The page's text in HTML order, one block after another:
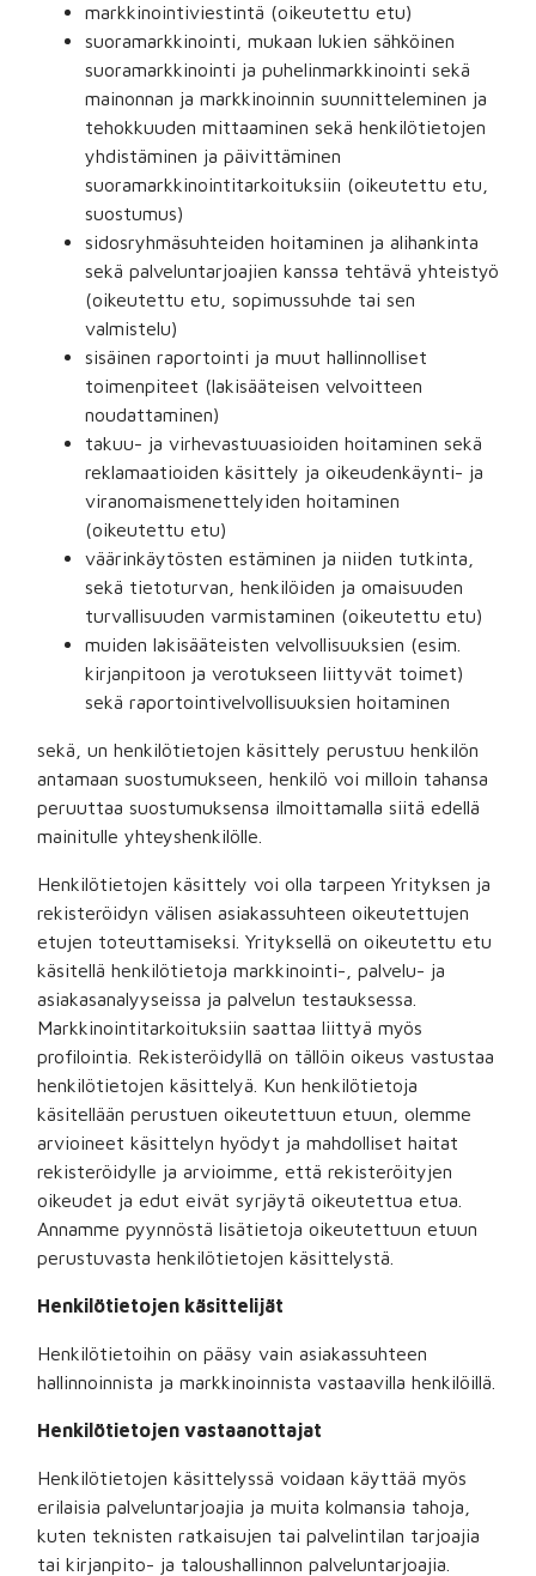
markkinointiviestintä (oikeutettu etu)
suoramarkkinointi, mukaan lukien sähköinen
suoramarkkinointi ja puhelinmarkkinointi sekä
mainonnan ja markkinoinnin suunnitteleminen ja
tehokkuuden mittaaminen sekä henkilötietojen
yhdistäminen ja päivittäminen
suoramarkkinointitarkoituksiin (oikeutettu etu,
suostumus)
sidosryhmäsuhteiden hoitaminen ja alihankinta
sekä palveluntarjoajien kanssa tehtävä yhteistyö
(oikeutettu etu, sopimussuhde tai sen
valmistelu)
sisäinen raportointi ja muut hallinnolliset
toimenpiteet (lakisääteisen velvoitteen
noudattaminen)
takuu- ja virhevastuuasioiden hoitaminen sekä
reklamaatioiden käsittely ja oikeudenkäynti- ja
viranomaismenettelyiden hoitaminen
(oikeutettu etu)
väärinkäytösten estäminen ja niiden tutkinta,
sekä tietoturvan, henkilöiden ja omaisuuden
turvallisuuden varmistaminen (oikeutettu etu)
muiden lakisääteisten velvollisuuksien (esim.
kirjanpitoon ja verotukseen liittyvät toimet)
sekä raportointivelvollisuuksien hoitaminen
sekä, un henkilötietojen käsittely perustuu henkilön
antamaan suostumukseen, henkilö voi milloin tahansa
peruuttaa suostumuksensa ilmoittamalla siitä edellä
mainitulle yhteyshenkilölle.
Henkilötietojen käsittely voi olla tarpeen Yrityksen ja
rekisteröidyn välisen asiakassuhteen oikeutettujen
etujen toteuttamiseksi. Yrityksellä on oikeutettu etu
käsitellä henkilötietoja markkinointi-, palvelu- ja
asiakasanalyyseissa ja palvelun testauksessa.
Markkinointitarkoituksiin saattaa liittyä myös
profilointia. Rekisteröidyllä on tällöin oikeus vastustaa
henkilötietojen käsittelyä. Kun henkilötietoja
käsitellään perustuen oikeutettuun etuun, olemme
arvioineet käsittelyn hyödyt ja mahdolliset haitat
rekisteröidylle ja arvioimme, että rekisteröityjen
oikeudet ja edut eivät syrjäytä oikeutettua etua.
Annamme pyynnöstä lisätietoja oikeutettuun etuun
perustuvasta henkilötietojen käsittelystä.
Henkilötietojen käsittelijät
Henkilötietoihin on pääsy vain asiakassuhteen
hallinnoinnista ja markkinoinnista vastaavilla henkilöillä.
Henkilötietojen vastaanottajat
Henkilötietojen käsittelyssä voidaan käyttää myös
erilaisia palveluntarjoajia ja muita kolmansia tahoja,
kuten teknisten ratkaisujen tai palvelintilan tarjoajia
tai kirjanpito- ja taloushallinnon palveluntarjoajia.